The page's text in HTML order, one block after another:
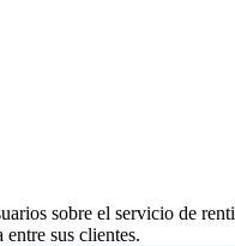
sobre el servicio de
sus clientes.